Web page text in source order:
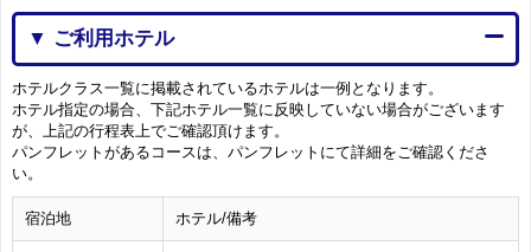
▼ ご利用ホテル
ホテルクラス一覧に掲載されているホテルは一例となります。
ホテル指定の場合、下記ホテル一覧に反映していない場合がございます
が、上記の行程表上でご確認頂けます。
パンフレットがあるコースは、パンフレットにて詳細をご確認くださ
い。
宿泊地 ホテル/備考